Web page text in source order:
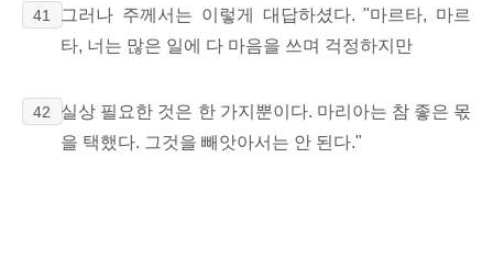
41
그러나 주께서는 이렇게 대답하셨다. "마르타, 마르
타, 너는 많은 일에 다 마음을 쓰며 걱정하지만
42
실상 필요한 것은 한 가지뿐이다. 마리아는 참 좋은 몫
을 택했다. 그것을 빼앗아서는 안 된다."